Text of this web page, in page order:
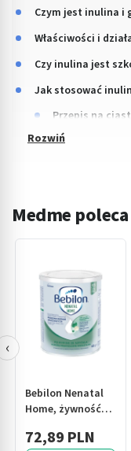
Czym jest inulina i
Właściwości i
Czy inulina jest
Jak stosować
Przepis na
Medme poleca
Bebilon Nenatal
Home, żywność
przeznaczenia
72,89 PLN
‹